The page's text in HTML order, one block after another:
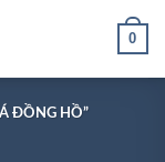
0
ĐỒNG HỒ”